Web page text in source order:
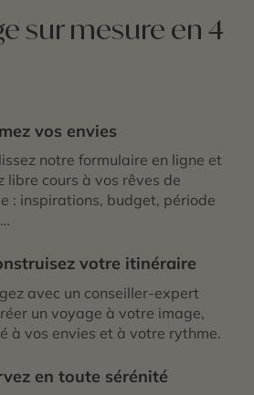
sur mesure en 4
vos envies
notre formulaire en ligne et
libre cours à vos rêves de
: inspirations, budget, période
votre itinéraire
avec un conseiller-expert
un voyage à votre image,
à vos envies et à votre rythme.
en toute sérénité